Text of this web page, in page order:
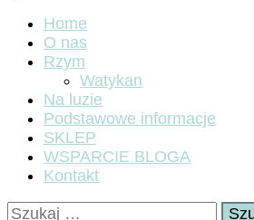
Home
O nas
Rzym
Watykan
Na luzie
Podstawowe informacje
SKLEP
WSPARCIE BLOGA
Kontakt
Szukaj: